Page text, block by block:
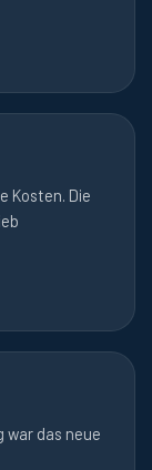
Kosten. Die
war das neue